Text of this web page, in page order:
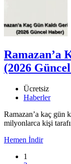
Ramazan’a
(2026
Ücretsiz
Haberler
Ramazan’a kaç gün
milyonlarca kişi
Hemen İndir
1